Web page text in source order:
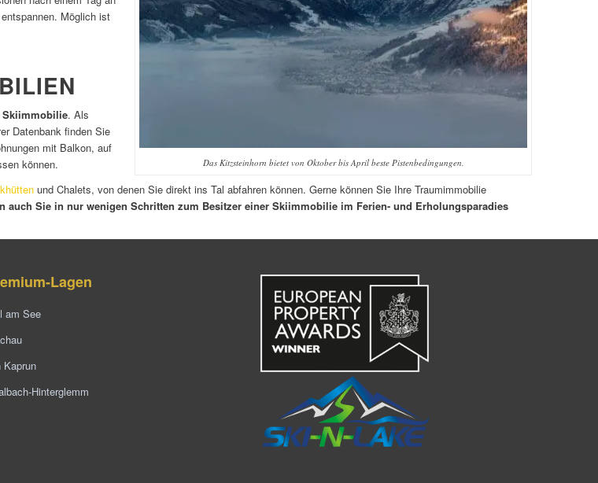
Das Kitzsteinhorn bietet von Oktober bis April beste Pistenbedingungen.
Möglich ist
Skiimmobilie. Als
Datenbank finden Sie
mit Balkon, auf
können.
und Chalets, von denen Sie direkt ins Tal abfahren können. Gerne können Sie Ihre Traumimmobilie
auch Sie in nur wenigen Schritten zum Besitzer einer Skiimmobilie im Ferien- und Erholungsparadies
Lagen
am See
Kaprun
Hinterglemm